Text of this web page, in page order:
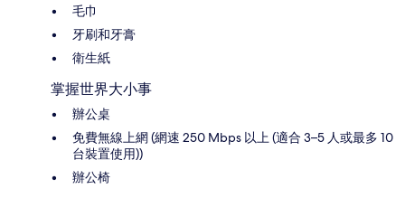
毛巾
牙刷和牙膏
衛生紙
掌握世界大小事
辦公桌
免費無線上網 (網速 250 Mbps 以上 (適合 3–5 人或最多 10
台裝置使用))
辦公椅